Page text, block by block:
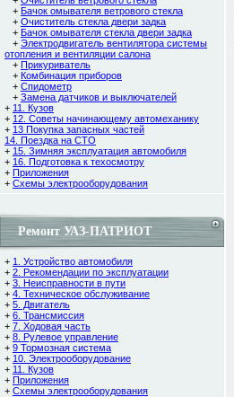
+ Бачок омывателя ветрового стекла
+ Очиститель стекла двери задка
+ Бачок омывателя стекла двери задка
+ Электродвигатель вентилятора системы
отопления и вентиляции салона
+ Прикуриватель
+ Комбинация приборов
+ Спидометр
+ Замена датчиков и выключателей
+ 11. Кузов
+ 12. Советы начинающему автомеханику
+ 13 Покупка запасных частей
14. Поездка на СТО
+ 15. Зимняя эксплуатация автомобиля
+ 16. Подготовка к техосмотру
+ Приложения
+ Схемы электрооборудования
Ремонт УАЗ-ПАТРИОТ
+ 1. Устройство автомобиля
+ 2. Рекомендации по эксплуатации
+ 3. Неисправности в пути
+ 4. Техническое обслуживание
+ 5. Двигатель
+ 6. Трансмиссия
+ 7. Ходовая часть
+ 8. Рулевое управление
+ 9 Тормозная система
+ 10. Электрооборудование
+ 11. Кузов
+ Приложения
+ Схемы электрооборудования